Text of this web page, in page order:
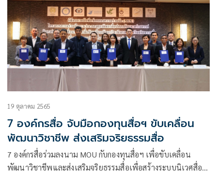
19 ตุลาคม 2565
7 องค์กรสื่อ จับมือกองทุนสื่อฯ ขับเคลื่อน
พัฒนาวิชาชีพ ส่งเสริมจริยธรรมสื่อ
7 องค์กรสื่อร่วมลงนาม MOU กับกองทุนสื่อฯ เพื่อขับเคลื่อน
พัฒนาวิชาชีพและส่งเสริมจริยธรรมสื่อเพื่อสร้างระบบนิเวศสื่อ